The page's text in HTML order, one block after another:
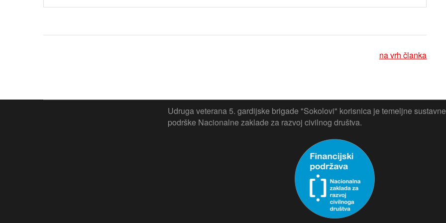
na vrh članka
Udruga veterana 5. gardijske brigade "Sokolovi" korisnica je temeljne sustavne
podrške Nacionalne zaklade za razvoj civilnog društva.